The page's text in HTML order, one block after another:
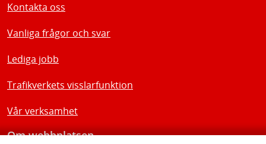
Kontakta oss
Vanliga frågor och svar
Lediga jobb
Trafikverkets visslarfunktion
Vår verksamhet
Om webbplatsen